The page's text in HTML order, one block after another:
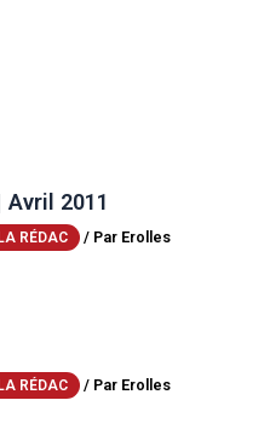
Avril 2011
RÉDAC / Par Erolles
RÉDAC / Par Erolles